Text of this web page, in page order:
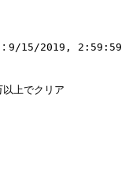
9/15/2019, 2:59:59
上でクリア